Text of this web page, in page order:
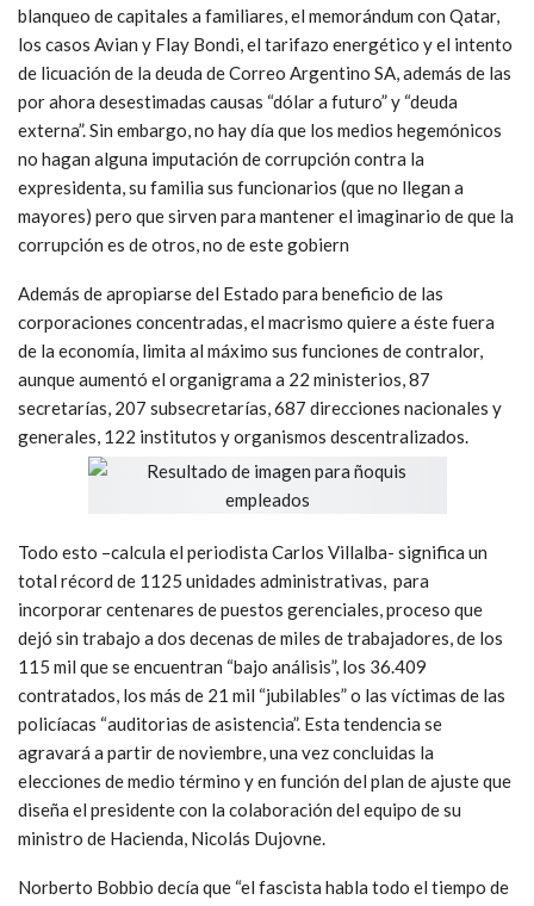
blanqueo de capitales a familiares, el memorándum con Qatar,
los casos Avian y Flay Bondi, el tarifazo energético y el intento
de licuación de la deuda de Correo Argentino SA, además de las
por ahora desestimadas causas “dólar a futuro” y “deuda
externa”. Sin embargo, no hay día que los medios hegemónicos
no hagan alguna imputación de corrupción contra la
expresidenta, su familia sus funcionarios (que no llegan a
mayores) pero que sirven para mantener el imaginario de que la
corrupción es de otros, no de este gobiern
Además de apropiarse del Estado para beneficio de las
corporaciones concentradas, el macrismo quiere a éste fuera
de la economía, limita al máximo sus funciones de contralor,
aunque aumentó el organigrama a 22 ministerios, 87
secretarías, 207 subsecretarías, 687 direcciones nacionales y
generales, 122 institutos y organismos descentralizados.
Todo esto –calcula el periodista Carlos Villalba- significa un
total récord de 1125 unidades administrativas, para
incorporar centenares de puestos gerenciales, proceso que
dejó sin trabajo a dos decenas de miles de trabajadores, de los
115 mil que se encuentran “bajo análisis”, los 36.409
contratados, los más de 21 mil “jubilables” o las víctimas de las
policíacas “auditorias de asistencia”. Esta tendencia se
agravará a partir de noviembre, una vez concluidas la
elecciones de medio término y en función del plan de ajuste que
diseña el presidente con la colaboración del equipo de su
ministro de Hacienda, Nicolás Dujovne.
Norberto Bobbio decía que “el fascista habla todo el tiempo de